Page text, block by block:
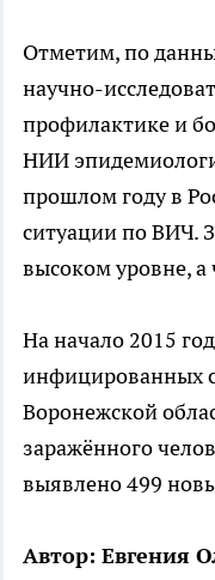
Отметим, по
научно-
профилактике и
НИИ
прошлом году в
ситуации по ВИЧ.
высоком уровне, а
На начало 2015
инфицированных
Воронежской
заражённого
выявлено 499
Автор: Евгения